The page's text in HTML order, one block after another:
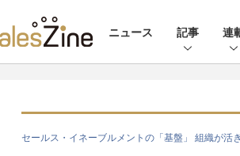
ニュース 記事 連
セールス・イネーブルメントの「基盤」 組織が活